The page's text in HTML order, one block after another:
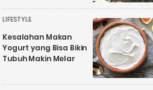
LIFESTYLE
Kesalahan Makan
Yogurt yang Bisa Bikin
Tubuh Makin Melar